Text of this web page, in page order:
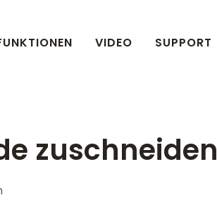
VIDEO SUPPORT
zuschneiden